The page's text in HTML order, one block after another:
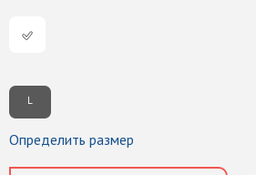
L
Определить размер